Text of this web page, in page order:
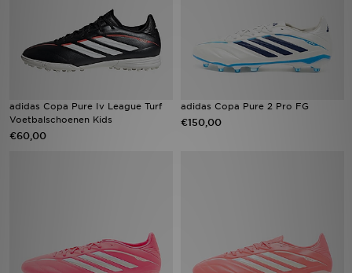
adidas Copa Pure Iv League Turf
Voetbalschoenen Kids
€60,00
adidas Copa Pure 2 Pro FG
€150,00
Klantenservice